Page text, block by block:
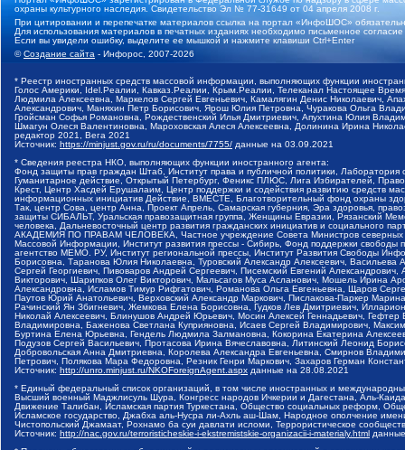
охраны культурного наследия. Свидетельство Эл № 77-31649 от 04 апреля 2008 г.
При цитировании и перепечатке материалов ссылка на портал «ИнфоШОС»
Для использования материалов в печатных изданиях необходимо письменное
Если вы увидели ошибку, выделите ее мышкой и нажмите клавиши Ctrl+Enter
©Создание сайта - Инфорос, 2007-2026
* Реестр иностранных средств массовой информации, выполняющих функции
Голос Америки, Idel.Реалии, Кавказ.Реалии, Крым.Реалии, Телеканал Настоящее
Людмила Алексеевна, Маркелов Сергей Евгеньевич, Камалягин Денис Николаевич,
Александрович, Маняхин Петр Борисович, Ярош Юлия Петровна, Чуракова Ольга
Гройсман Софья Романовна, Рождественский Илья Дмитриевич, Апухтина Юлия
Шмагун Олеся Валентиновна, Мароховская Алеся Алексеевна, Долинина Ирина
редактор 2021, Вега 2021
Источник: https://minjust.gov.ru/ru/documents/7755/ данные на 03.09.2021
* Сведения реестра НКО, выполняющих функции иностранного агента:
Фонд защиты прав граждан Штаб, Институт права и публичной политики,
Гуманитарное действие, Открытый Петербург, Феникс ПЛЮС, Лига Избирателей,
Крест, Центр Хасдей Ерушалаим, Центр поддержки и содействия развитию средств
информационных инициатив Действие, ВМЕСТЕ, Благотворительный фонд охраны
Так, центр Сова, центр Анна, Проект Апрель, Самарская губерния, Эра здоровья,
защиты СИБАЛЬТ, Уральская правозащитная группа, Женщины Евразии, Рязанский
человека, Дальневосточный центр развития гражданских инициатив и социального
АКАДЕМИЯ ПО ПРАВАМ ЧЕЛОВЕКА, Частное учреждение Совета Министров северных
Массовой Информации, Институт развития прессы - Сибирь, Фонд поддержки
агентство МЕМО. РУ, Институт региональной прессы, Институт Развития Свободы
Борисовна, Таранова Юлия Николаевна, Туровский Александр Алексеевич,
Сергей Георгиевич, Пивоваров Андрей Сергеевич, Писемский Евгений
Викторович, Шарипков Олег Викторович, Мальсагов Муса Асланович, Мошель Ирина
Александровна, Исламов Тимур Рифгатович, Романова Ольга Евгеньевна, Щаров
Паутов Юрий Анатольевич, Верховский Александр Маркович, Пислакова-Паркер
Рачинский Ян Збигневич, Жемкова Елена Борисовна, Гудков Лев Дмитриевич,
Николай Алексеевич, Блинушов Андрей Юрьевич, Мосин Алексей Геннадьевич,
Владимировна, Баженова Светлана Куприяновна, Исаев Сергей Владимирович,
Буртина Елена Юрьевна, Гендель Людмила Залмановна, Кокорина Екатерина
Подузов Сергей Васильевич, Протасова Ирина Вячеславовна, Литинский Леонид
Добровольская Анна Дмитриевна, Королева Александра Евгеньевна, Смирнов
Петрович, Полякова Мара Федоровна, Резник Генри Маркович, Захаров Герман
Источник: http://unro.minjust.ru/NKOForeignAgent.aspx данные на 28.08.2021
* Единый федеральный список организаций, в том числе иностранных и
Высший военный Маджлисуль Шура, Конгресс народов Ичкерии и Дагестана, Аль-
Движение Талибан, Исламская партия Туркестана, Общество социальных реформ,
Исламское государство, Джабха аль-Нусра ли-Ахль аш-Шам, Народное ополчение
Чистопольский Джамаат, Рохнамо ба суи давлати исломи, Террористическое
Источник: http://nac.gov.ru/terroristicheskie-i-ekstremistskie-organizacii-i-materialy.html